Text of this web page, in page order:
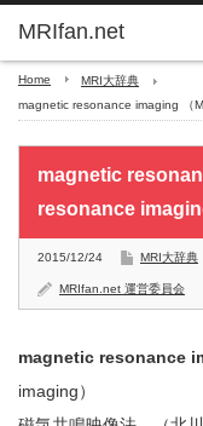
MRIfan.net
Home
MRI大辞典
magnetic resonance imaging （
magnetic
resonance
2015/12/24 MRI大辞典
MRIfan.net 運営委員会
magnetic resonance
imaging）